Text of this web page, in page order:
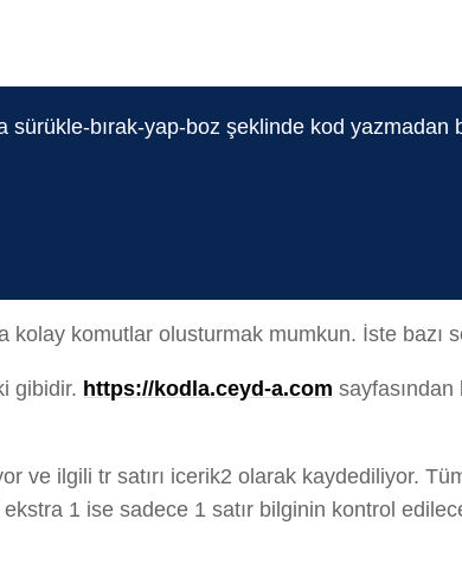
sürükle-bırak-yap-boz şeklinde kod yazmadan
komutlar olusturmak mumkun. İste bazı
gibidir. https://kodla.ceyd-a.com
ilgili tr satırı icerik2 olarak kaydediliyor.
1 ise sadece 1 satır bilginin kontrol